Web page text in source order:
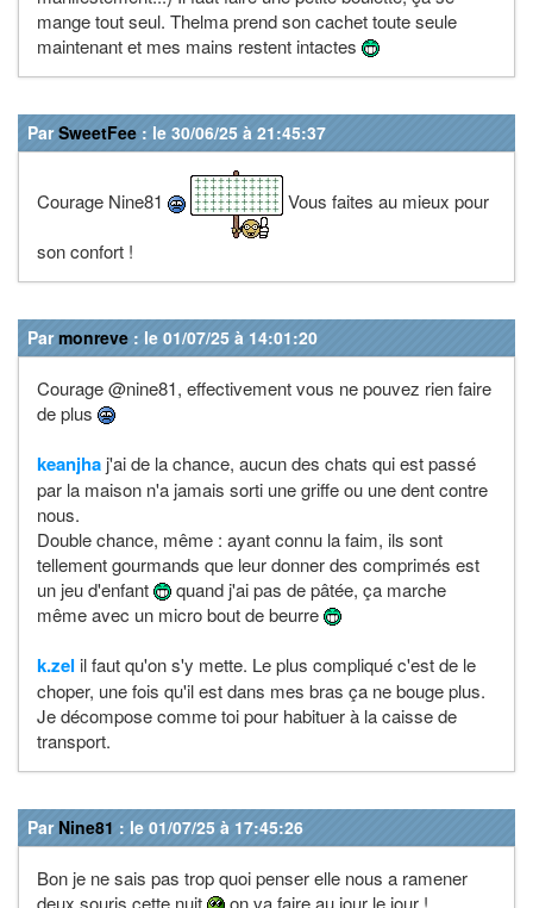
mange tout seul. Thelma prend son cachet toute seule
maintenant et mes mains restent intactes
ParSweetFee : le 30/06/25 à 21:45:37
Courage Nine81
Vous faites au mieux pour
son confort !
Parmonreve : le 01/07/25 à 14:01:20
Courage @nine81, effectivement vous ne pouvez rien faire
de plus
keanjha j'ai de la chance, aucun des chats qui est passé
par la maison n'a jamais sorti une griffe ou une dent contre
nous.
Double chance, même : ayant connu la faim, ils sont
tellement gourmands que leur donner des comprimés est
un jeu d'enfant
quand j'ai pas de pâtée, ça marche
même avec un micro bout de beurre
k.zel il faut qu'on s'y mette. Le plus compliqué c'est de le
choper, une fois qu'il est dans mes bras ça ne bouge plus.
Je décompose comme toi pour habituer à la caisse de
transport.
Par Nine81 : le 01/07/25 à 17:45:26
Bon je ne sais pas trop quoi penser elle nous a ramener
deux souris cette nuit
on va faire au jour le jour !